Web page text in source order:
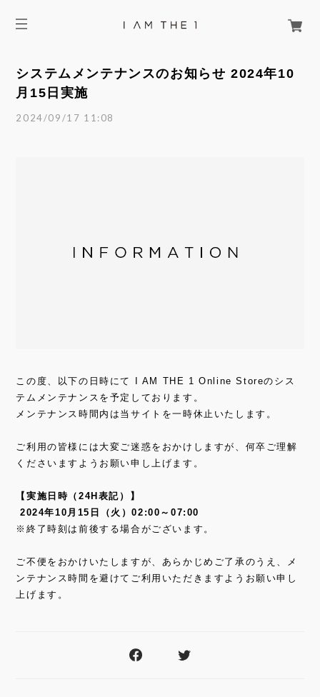
システムメンテナンスのお知らせ 2024年10
月15日実施
2024/09/17 11:08
この度、以下の日時にて I AM THE 1 Online Storeのシス
テムメンテナンスを予定しております。
メンテナンス時間内は当サイトを一時休止いたします。
ご利用の皆様には大変ご迷惑をおかけしますが、何卒ご理解
くださいますようお願い申し上げます。
【実施日時（24H表記）】
2024年10月15日（火）02:00～07:00
※終了時刻は前後する場合がございます。
ご不便をおかけいたしますが、あらかじめご了承のうえ、メ
ンテナンス時間を避けてご利用いただきますようお願い申し
上げます。